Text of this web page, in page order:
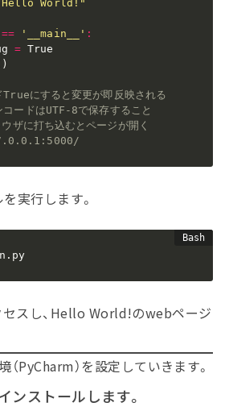
World!"
== '__main__' :
= True
)
Trueにすると変更が即反映される
ードはUTF-8で保存すること
ザに打ち込むとページが開く
実行します。
スし、Hello World!のwebページ
（PyCharm）を設定していきます。
ストールします。